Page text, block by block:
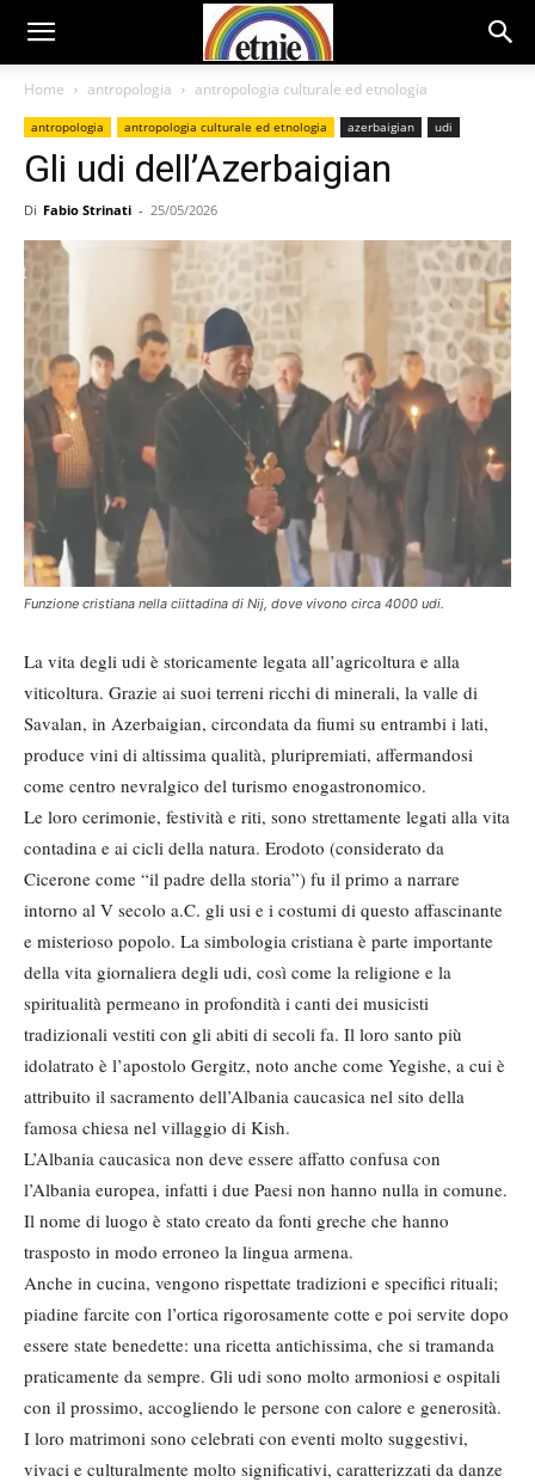
Home antropologia antropologia culturale ed etnologia
antropologia antropologia culturale ed etnologia azerbaigian udi
Gli udi dell’Azerbaigian
Di Fabio Strinati - 25/05/2026
Funzione cristiana nella ciittadina di Nij, dove vivono circa 4000 udi.
La vita degli udi è storicamente legata all’agricoltura e alla
viticoltura. Grazie ai suoi terreni ricchi di minerali, la valle di
Savalan, in Azerbaigian, circondata da fiumi su entrambi i lati,
produce vini di altissima qualità, pluripremiati, affermandosi
come centro nevralgico del turismo enogastronomico.
Le loro cerimonie, festività e riti, sono strettamente legati alla vita
contadina e ai cicli della natura. Erodoto (considerato da
Cicerone come “il padre della storia”) fu il primo a narrare
intorno al V secolo a.C. gli usi e i costumi di questo affascinante
e misterioso popolo. La simbologia cristiana è parte importante
della vita giornaliera degli udi, così come la religione e la
spiritualità permeano in profondità i canti dei musicisti
tradizionali vestiti con gli abiti di secoli fa. Il loro santo più
idolatrato è l’apostolo Gergitz, noto anche come Yegishe, a cui è
attribuito il sacramento dell’Albania caucasica nel sito della
famosa chiesa nel villaggio di Kish.
L’Albania caucasica non deve essere affatto confusa con
l’Albania europea, infatti i due Paesi non hanno nulla in comune.
Il nome di luogo è stato creato da fonti greche che hanno
trasposto in modo erroneo la lingua armena.
Anche in cucina, vengono rispettate tradizioni e specifici rituali;
piadine farcite con l’ortica rigorosamente cotte e poi servite dopo
essere state benedette: una ricetta antichissima, che si tramanda
praticamente da sempre. Gli udi sono molto armoniosi e ospitali
con il prossimo, accogliendo le persone con calore e generosità.
I loro matrimoni sono celebrati con eventi molto suggestivi,
vivaci e culturalmente molto significativi, caratterizzati da danze